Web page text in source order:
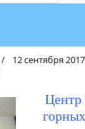
12 сентября 2017
Центр